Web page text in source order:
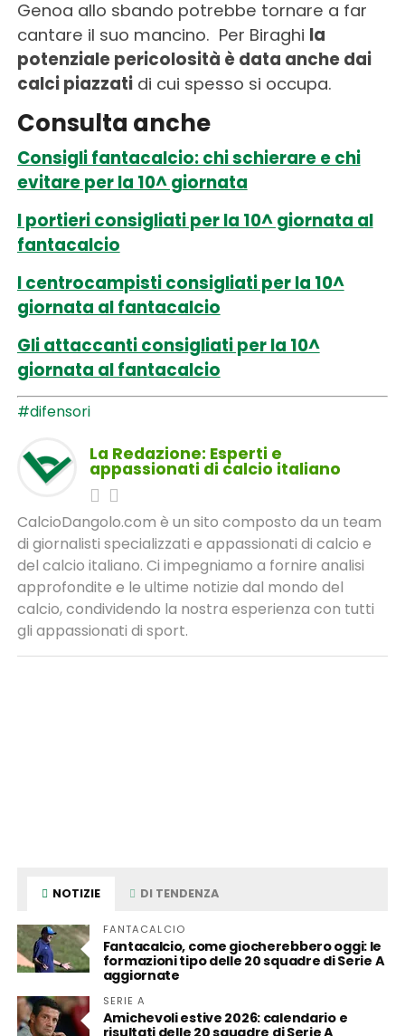
Genoa allo sbando potrebbe tornare a far
cantare il suo mancino. Per Biraghi la
potenziale pericolosità è data anche dai
calci piazzatidi cui spesso si occupa.
Consulta anche
Consigli fantacalcio: chi schierare e chi
evitare per la 10^ giornata
I portieri consigliati per la 10^ giornata al
fantacalcio
I centrocampisti consigliati per la 10^
giornata al fantacalcio
Gli attaccanti consigliati per la 10^
giornata al fantacalcio
#difensori
La Redazione: Esperti e
appassionati di calcio italiano
CalcioDangolo.com è un sito composto da un team
di giornalisti specializzati e appassionati di calcio e
del calcio italiano. Ci impegniamo a fornire analisi
approfondite e le ultime notizie dal mondo del
calcio, condividendo la nostra esperienza con tutti
gli appassionati di sport.
NOTIZIE DI TENDENZA
FANTACALCIO
Fantacalcio, come giocherebbero oggi: le
formazioni tipo delle 20 squadre di Serie A
aggiornate
SERIE A
Amichevoli estive 2026: calendario e